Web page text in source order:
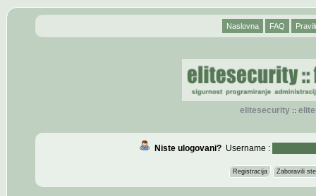
Naslovna FAQ
elitesecurity::
Niste ulogovani?Username :
Registracija Zaboravili